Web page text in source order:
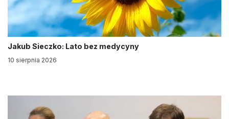
Jakub Sieczko: Lato bez medycyny
10 sierpnia 2026